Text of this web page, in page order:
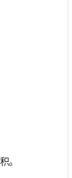
。